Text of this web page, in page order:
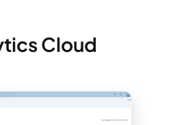
Cloud